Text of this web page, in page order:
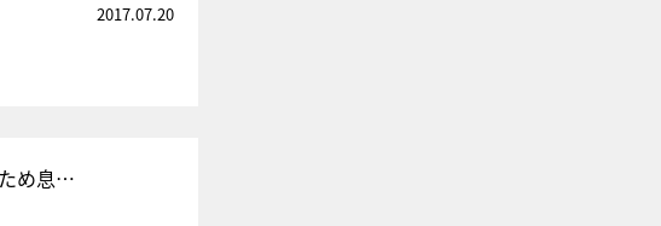
2017.07.20
め息…